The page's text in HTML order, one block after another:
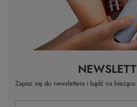
Zapisz się do newslettera i bądź na